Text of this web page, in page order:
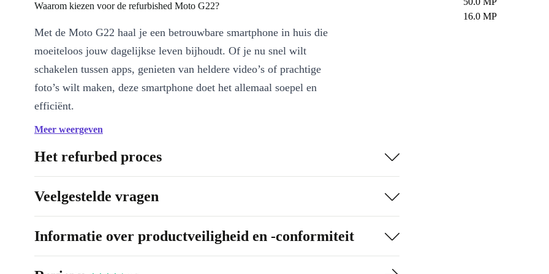
16.0 MP
Waarom kiezen voor de refurbished Moto G22?
Met de Moto G22 haal je een betrouwbare smartphone in huis die
moeiteloos jouw dagelijkse leven bijhoudt. Of je nu snel wilt
schakelen tussen apps, genieten van heldere video’s of prachtige
foto’s wilt maken, deze smartphone doet het allemaal soepel en
efficiënt.
Belangrijkste voordelen op een rij:
Krachtige prestaties:
soepel en snel, of je nu werkt, streamt of gamet.
haarscherpe selfies met de 16MP frontcamera. Vang de magie van elke dag,
waar je ook bent.
Groot en helder display: Het 6,5 inch IPS-scherm met HD+ resolutie laat je
films, foto’s en apps tot leven komen.
Enorme batterij:
Meer weergeven
Het refurbed proces
Veelgestelde vragen
Informatie over productveiligheid en -conformiteit